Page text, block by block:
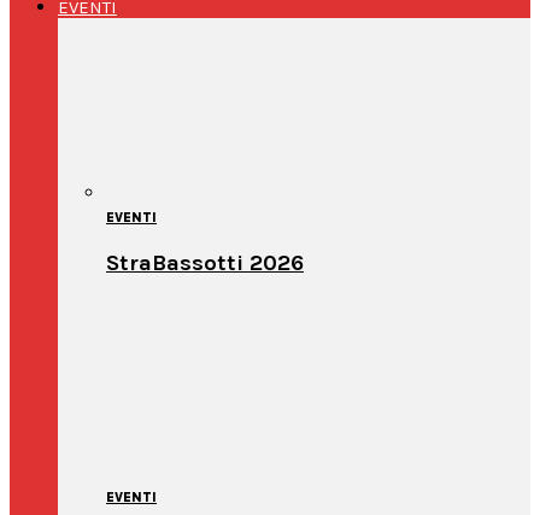
EVENTI
EVENTI
StraBassotti 2026
EVENTI